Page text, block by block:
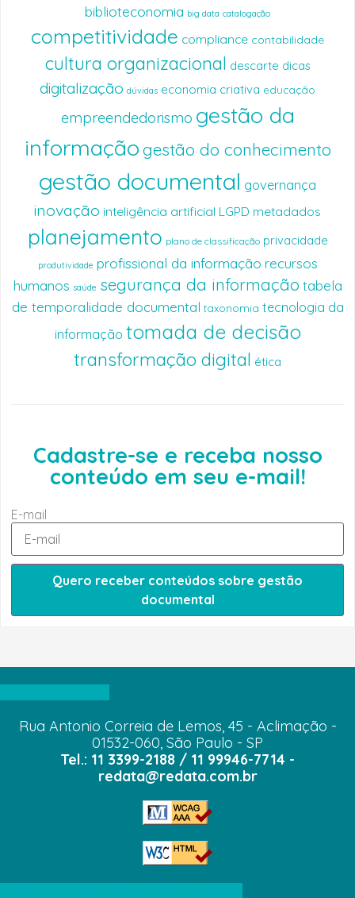
biblioteconomia big data catalogação
competitividade compliance contabilidade
cultura organizacional descarte dicas
digitalização dúvidas economia criativa educação
empreendedorismo gestão da
informaçãogestão do conhecimento
gestão documental governança
inovação inteligência artificial LGPD metadados
planejamento plano de classificação privacidade
produtividade profissional da informação recursos
humanos saúde segurança da informação tabela
de temporalidade documental taxonomia tecnologia da
informação tomada de decisão
transformação digital ética
Cadastre-se e receba nosso
conteúdo em seu e-mail!
E-mail
Quero receber conteúdos sobre gestão
documental
Rua Antonio Correia de Lemos, 45 - Aclimação -
01532-060, São Paulo - SP
Tel.: 11 3399-2188 / 11 99946-7714 -
redata@redata.com.br